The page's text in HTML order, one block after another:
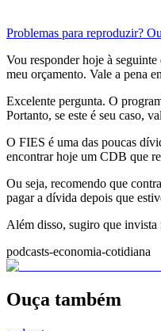
Problemas para reproduzir?
Vou responder hoje à
meu orçamento. Vale a pena
Excelente pergunta. O
Portanto, se este é seu caso,
O FIES é uma das poucas
encontrar hoje um CDB que
Ou seja, recomendo que
pagar a dívida depois que
Além disso, sugiro que invista
podcasts-economia-cotidiana
Ouça também